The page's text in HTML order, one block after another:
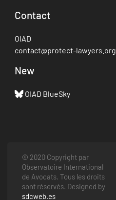
Contact
OIAD
contact@protect-lawyers.org
New
OIAD BlueSky
© 2020 Copyright par
Observatoire International
de Avocats. Tous les droits
sont réservés. Designed by
sdcweb.es